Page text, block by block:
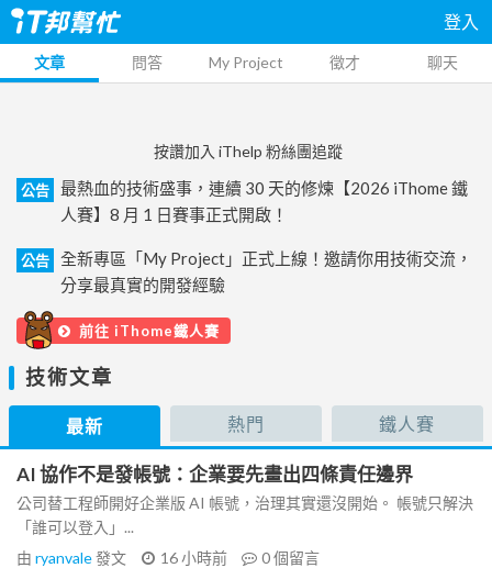
登入
文章 問答 My Project 徵才 聊天
按讚加入 iThelp 粉絲團追蹤
公告
最熱血的技術盛事，連續 30 天的修煉【2026 iThome 鐵
人賽】8 月 1 日賽事正式開啟！
公告
全新專區「My Project」正式上線！邀請你用技術交流，
分享最真實的開發經驗
前往 iThome鐵人賽
技術文章
最新 熱門 鐵人賽
AI 協作不是發帳號：企業要先畫出四條責任邊界
公司替工程師開好企業版 AI 帳號，治理其實還沒開始。 帳號只解決
「誰可以登入」...
由 ryanvale發文 16 小時前 0個留言